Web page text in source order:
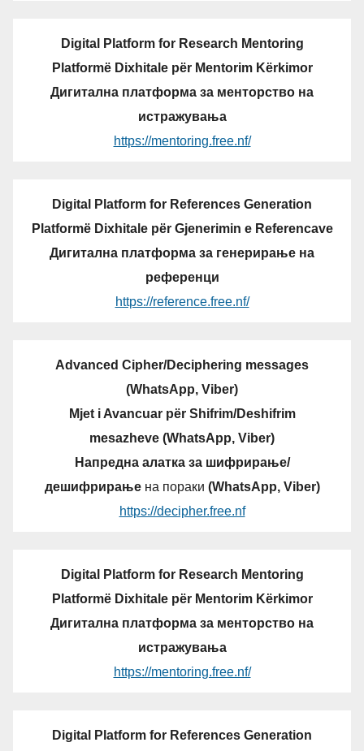
Digital Platform for Research Mentoring
Platformë Dixhitale për Mentorim Kërkimor
Дигитална платформа за менторство на
истражувања
https://mentoring.free.nf/
Digital Platform for References Generation
Platformë Dixhitale për Gjenerimin e Referencave
Дигитална платформа за генерирање на
референци
https://reference.free.nf/
Advanced Cipher/Deciphering messages
(WhatsApp, Viber)
Mjet i Avancuar për Shifrim/Deshifrim
mesazheve (WhatsApp, Viber)
Напредна алатка за шифрирање/
дешифрирањена пораки (WhatsApp, Viber)
https://decipher.free.nf
Digital Platform for Research Mentoring
Platformë Dixhitale për Mentorim Kërkimor
Дигитална платформа за менторство на
истражувања
https://mentoring.free.nf/
Digital Platform for References Generation